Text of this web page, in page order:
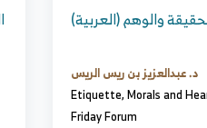
بين الحقيقة والوهم
د. عبدالعزيز بن ريس الريس
Etiquette, Morals and
Friday Forum